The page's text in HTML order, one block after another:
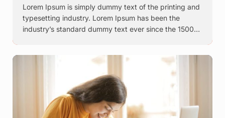
Lorem Ipsum is simply dummy text of the printing and
typesetting industry. Lorem Ipsum has been the
industry’s standard dummy text ever since the 1500s,